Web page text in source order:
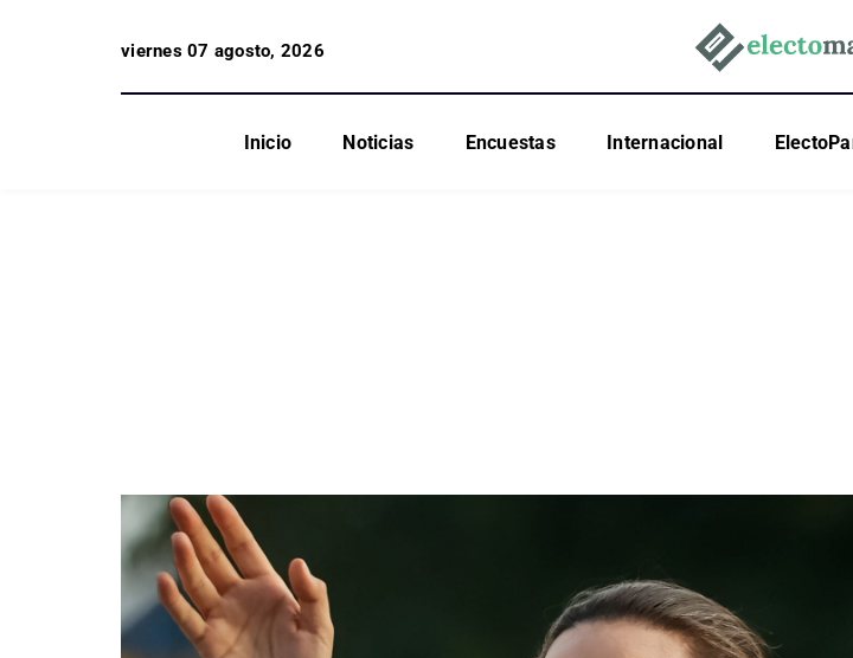
viernes 07 agosto, 2026
Inicio Noticias Encuestas Internacional